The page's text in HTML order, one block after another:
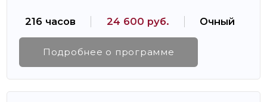
216 часов 24 600 руб. Очный
Подробнее о программе